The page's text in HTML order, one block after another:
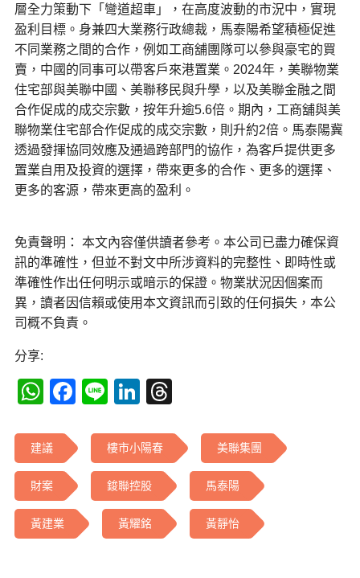
層全力策動下「彎道超車」，在高度波動的市況中，實現
盈利目標。身兼四大業務行政總裁，馬泰陽希望積極促進
不同業務之間的合作，例如工商舖團隊可以參與豪宅的買
賣，中國的同事可以帶客戶來港置業。2024年，美聯物業
住宅部與美聯中國、美聯移民與升學，以及美聯金融之間
合作促成的成交宗數，按年升逾5.6倍。期內，工商舖與美
聯物業住宅部合作促成的成交宗數，則升約2倍。馬泰陽冀
透過發揮協同效應及通過跨部門的協作，為客戶提供更多
置業自用及投資的選擇，帶來更多的合作、更多的選擇、
更多的客源，帶來更高的盈利。
免責聲明： 本文內容僅供讀者參考。本公司已盡力確保資
訊的準確性，但並不對文中所涉資料的完整性、即時性或
準確性作出任何明示或暗示的保證。物業狀況因個案而
異，讀者因信賴或使用本文資訊而引致的任何損失，本公
司概不負責。
分享:
WhatsApp
Facebook
LineLinkedIn
建議 樓市小陽春 美聯集團
財案 鋑聯控股 馬泰陽
黃建業 黃耀銘 黃靜怡